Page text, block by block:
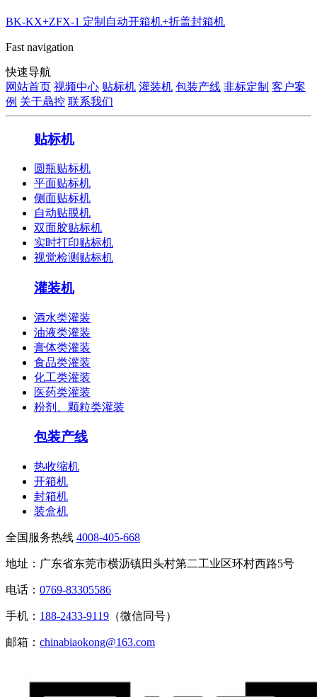
BK-KX+ZFX-1 定制自动开箱机+折盖封箱机
Fast navigation
快速导航
网站首页 视频中心 贴标机 灌装机 包装产线 非标定制 客户案
例 关于骉控 联系我们
贴标机
圆瓶贴标机
平面贴标机
侧面贴标机
自动贴膜机
双面胶贴标机
实时打印贴标机
视觉检测贴标机
灌装机
酒水类灌装
油液类灌装
膏体类灌装
食品类灌装
化工类灌装
医药类灌装
粉剂、颗粒类灌装
包装产线
热收缩机
开箱机
封箱机
装盒机
全国服务热线 4008-405-668
地址：广东省东莞市横沥镇田头村第二工业区环村西路5号
电话： 0769-83305586
手机： 188-2433-9119 （微信同号）
邮箱： chinabiaokong@163.com